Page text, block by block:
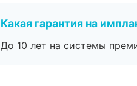
Какая гарантия на
До 10 лет на системы